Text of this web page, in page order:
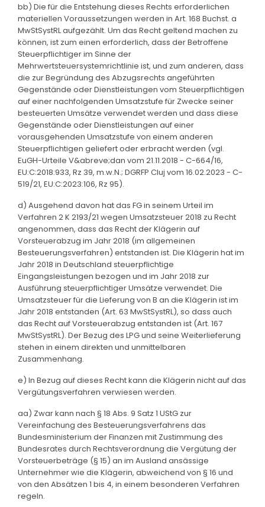
bb) Die für die Entstehung dieses Rechts erforderlichen
materiellen Voraussetzungen werden in Art. 168 Buchst. a
MwStSystRL aufgezählt. Um das Recht geltend machen zu
können, ist zum einen erforderlich, dass der Betroffene
Steuerpflichtiger im Sinne der
Mehrwertsteuersystemrichtlinie ist, und zum anderen, dass
die zur Begründung des Abzugsrechts angeführten
Gegenstände oder Dienstleistungen vom Steuerpflichtigen
auf einer nachfolgenden Umsatzstufe für Zwecke seiner
besteuerten Umsätze verwendet werden und dass diese
Gegenstände oder Dienstleistungen auf einer
vorausgehenden Umsatzstufe von einem anderen
Steuerpflichtigen geliefert oder erbracht werden (vgl.
EuGH-Urteile V&abreve;dan vom 21.11.2018 - C-664/16,
EU:C:2018:933, Rz 39, m.w.N.; DGRFP Cluj vom 16.02.2023 - C-
519/21, EU:C:2023:106, Rz 95).
d) Ausgehend davon hat das FG in seinem Urteil im
Verfahren 2 K 2193/21 wegen Umsatzsteuer 2018 zu Recht
angenommen, dass das Recht der Klägerin auf
Vorsteuerabzug im Jahr 2018 (im allgemeinen
Besteuerungsverfahren) entstanden ist. Die Klägerin hat im
Jahr 2018 in Deutschland steuerpflichtige
Eingangsleistungen bezogen und im Jahr 2018 zur
Ausführung steuerpflichtiger Umsätze verwendet. Die
Umsatzsteuer für die Lieferung von B an die Klägerin ist im
Jahr 2018 entstanden (Art. 63 MwStSystRL), so dass auch
das Recht auf Vorsteuerabzug entstanden ist (Art. 167
MwStSystRL). Der Bezug des LPG und seine Weiterlieferung
stehen in einem direkten und unmittelbaren
Zusammenhang.
e) In Bezug auf dieses Recht kann die Klägerin nicht auf das
Vergütungsverfahren verwiesen werden.
aa) Zwar kann nach § 18 Abs. 9 Satz 1 UStG zur
Vereinfachung des Besteuerungsverfahrens das
Bundesministerium der Finanzen mit Zustimmung des
Bundesrates durch Rechtsverordnung die Vergütung der
Vorsteuerbeträge (§ 15) an im Ausland ansässige
Unternehmer wie die Klägerin, abweichend von § 16 und
von den Absätzen 1 bis 4, in einem besonderen Verfahren
regeln.